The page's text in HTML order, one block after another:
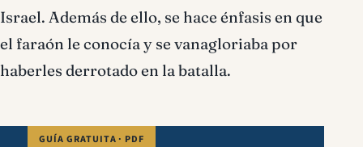
Israel. Además de ello, se hace énfasis en que
el faraón le conocía y se vanagloriaba por
haberles derrotado en la batalla.
GUÍA GRATUITA · PDF